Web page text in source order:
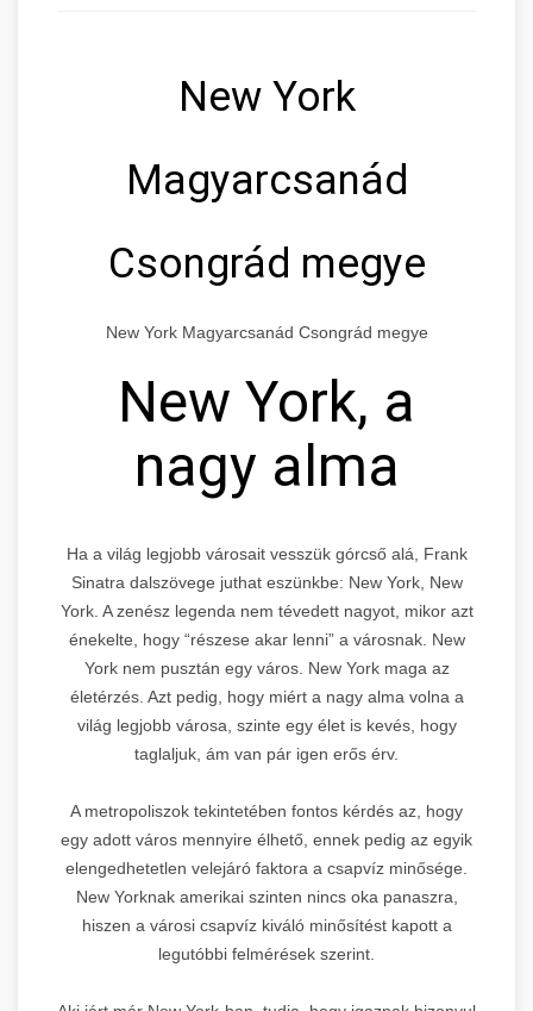
New York
Magyarcsanád
Csongrád megye
New York Magyarcsanád Csongrád megye
New York, a
nagy alma
Ha a világ legjobb városait vesszük górcső alá, Frank
Sinatra dalszövege juthat eszünkbe: New York, New
York. A zenész legenda nem tévedett nagyot, mikor azt
énekelte, hogy “részese akar lenni” a városnak. New
York nem pusztán egy város. New York maga az
életérzés. Azt pedig, hogy miért a nagy alma volna a
világ legjobb városa, szinte egy élet is kevés, hogy
taglaljuk, ám van pár igen erős érv.
A metropoliszok tekintetében fontos kérdés az, hogy
egy adott város mennyire élhető, ennek pedig az egyik
elengedhetetlen velejáró faktora a csapvíz minősége.
New Yorknak amerikai szinten nincs oka panaszra,
hiszen a városi csapvíz kiváló minősítést kapott a
legutóbbi felmérések szerint.